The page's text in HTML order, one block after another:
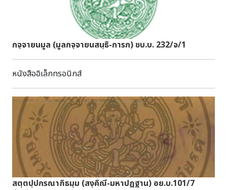
กจฺจายนมูล (มูลกจฺจายนสนฺธิ-การก) ชบ.บ. 232/จ/1
หนังสืออิเล็กทรอนิกส์
สตฺตปฺปกรณาภิธมฺม (สงฺคิณี-มหาปฎฐาน) อย.บ.101/7